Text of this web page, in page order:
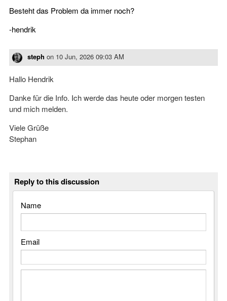
Besteht das Problem da immer noch?
-hendrik
steph on 10 Jun, 2026 09:03 AM
Hallo Hendrik
Danke für die Info. Ich werde das heute oder morgen testen
und mich melden.
Viele Grüße
Stephan
Reply to this discussion
Name
Email